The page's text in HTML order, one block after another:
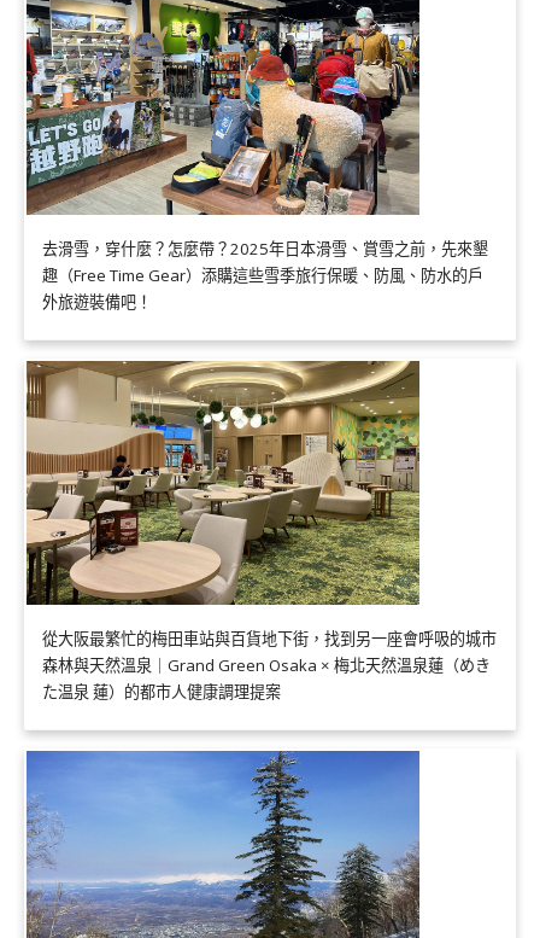
去滑雪，穿什麼？怎麼帶？2025年日本滑雪、賞雪之前，先來墾
趣（Free Time Gear）添購這些雪季旅行保暖、防風、防水的戶
外旅遊裝備吧！
從大阪最繁忙的梅田車站與百貨地下街，找到另一座會呼吸的城市
森林與天然溫泉｜Grand Green Osaka × 梅北天然溫泉蓮（めき
た温泉 蓮）的都市人健康調理提案